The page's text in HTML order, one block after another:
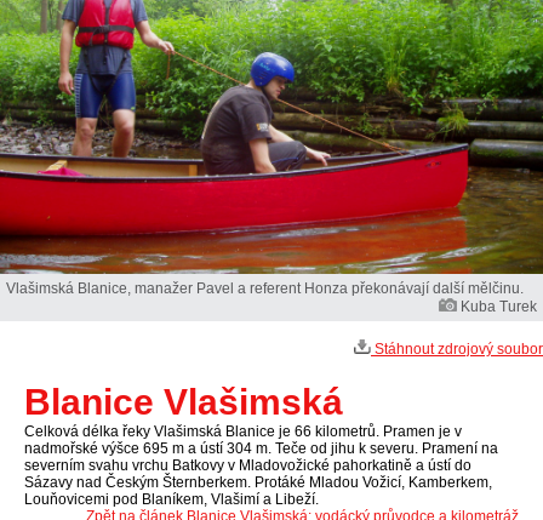
Vlašimská Blanice, manažer Pavel a referent Honza překonávají další mělčinu.
Kuba Turek
Stáhnout zdrojový soubor
Blanice Vlašimská
Celková délka řeky Vlašimská Blanice je 66 kilometrů. Pramen je v
nadmořské výšce 695 m a ústí 304 m. Teče od jihu k severu. Pramení na
severním svahu vrchu Batkovy v Mladovožické pahorkatině a ústí do
Sázavy nad Českým Šternberkem. Protáké Mladou Vožicí, Kamberkem,
Louňovicemi pod Blaníkem, Vlašimí a Libeží.
Zpět na článek Blanice Vlašimská: vodácký průvodce a kilometráž